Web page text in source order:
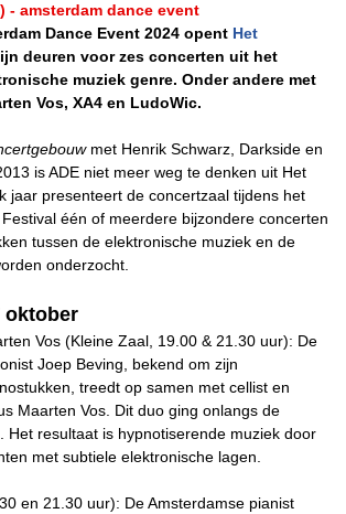
- amsterdam dance event
Dance Event 2024 opent Het
deuren voor zes concerten uit het
muziek genre. Onder andere met
Vos, XA4 en LudoWic.
met Henrik Schwarz, Darkside en
is ADE niet meer weg te denken uit Het
jaar presenteert de concertzaal tijdens het
één of meerdere bijzondere concerten
tussen de elektronische muziek en de
onderzocht.
oktober
Vos (Kleine Zaal, 19.00 & 21.30 uur): De
Joep Beving, bekend om zijn
treedt op samen met cellist en
Maarten Vos. Dit duo ging onlangs de
Het resultaat is hypnotiserende muziek door
met subtiele elektronische lagen.
en 21.30 uur): De Amsterdamse pianist